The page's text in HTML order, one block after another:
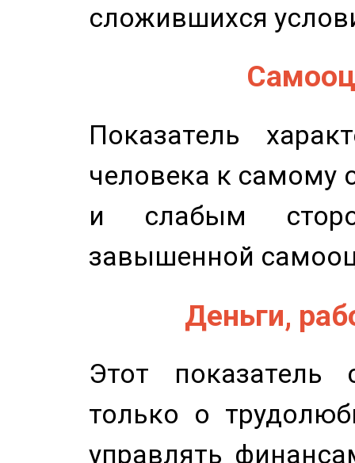
сложившихся
Показатель
человека к самому
и слабым
завышенной
Деньги,
Этот показатель
только о
управлять